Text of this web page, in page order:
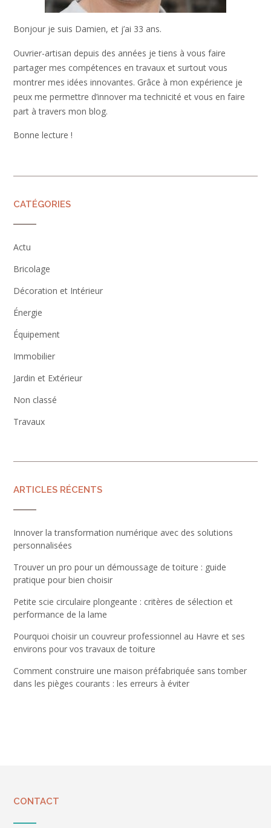
Bonjour je suis Damien, et j’ai 33 ans.
Ouvrier-artisan depuis des années je tiens à vous faire
partager mes compétences en travaux et surtout vous
montrer mes idées innovantes. Grâce à mon expérience je
peux me permettre d’innover ma technicité et vous en faire
part à travers mon blog.
Bonne lecture !
CATÉGORIES
Actu
Bricolage
Décoration et Intérieur
Énergie
Équipement
Immobilier
Jardin et Extérieur
Non classé
Travaux
ARTICLES RÉCENTS
Innover la transformation numérique avec des solutions
personnalisées
Trouver un pro pour un démoussage de toiture : guide
pratique pour bien choisir
Petite scie circulaire plongeante : critères de sélection et
performance de la lame
Pourquoi choisir un couvreur professionnel au Havre et ses
environs pour vos travaux de toiture
Comment construire une maison préfabriquée sans tomber
dans les pièges courants : les erreurs à éviter
CONTACT